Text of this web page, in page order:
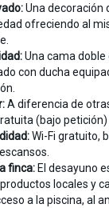
Una decoración
ofreciendo al
Una cama
con ducha
A diferencia de
(bajo petición)
Wi-Fi gratuito,
finca: El desayuno
locales y
a la piscina, al